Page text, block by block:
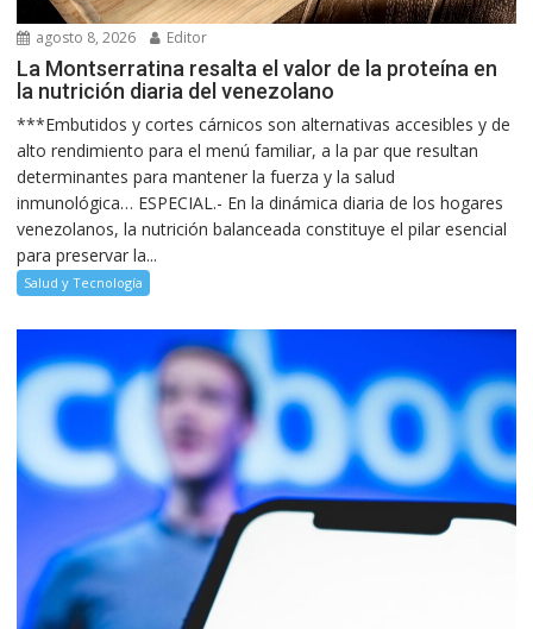
agosto 8, 2026 Editor
La Montserratina resalta el valor de la proteína en
la nutrición diaria del venezolano
***Embutidos y cortes cárnicos son alternativas accesibles y de
alto rendimiento para el menú familiar, a la par que resultan
determinantes para mantener la fuerza y la salud
inmunológica… ESPECIAL.- En la dinámica diaria de los hogares
venezolanos, la nutrición balanceada constituye el pilar esencial
para preservar la...
Salud y Tecnología